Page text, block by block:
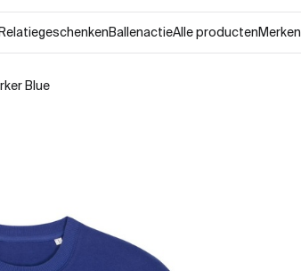
BallenactieAlle productenMerken
Blue